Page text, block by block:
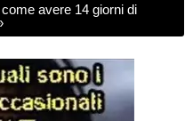
avere 14 giorni di